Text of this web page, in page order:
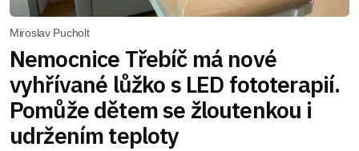
Miroslav Pucholt
Nemocnice Třebíč má nové
vyhřívané lůžko s LED fototerapií.
Pomůže dětem se žloutenkou i
udržením teploty